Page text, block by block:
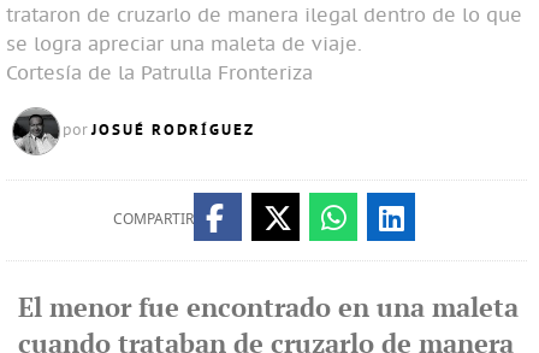
trataron de cruzarlo de manera ilegal dentro de lo que
se logra apreciar una maleta de viaje.
Cortesía de la Patrulla Fronteriza
porJOSUÉ RODRÍGUEZ
COMPARTIR
El menor fue encontrado en una maleta
cuando trataban de cruzarlo de manera